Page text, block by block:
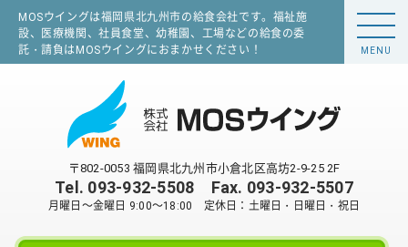
MOSウイングは福岡県北九州市の給食会社です。福祉施
設、医療機関、社員食堂、幼稚園、工場などの給食の委
託・請負はMOSウイングにおまかせください！
〒802-0053 福岡県北九州市小倉北区高坊2-9-25 2F
Tel. 093-932-5508 Fax. 093-932-5507
月曜日～金曜日 9:00～18:00 定休日：土曜日・日曜日・祝日
MENU